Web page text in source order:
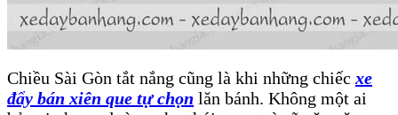
Chiều Sài Gòn tắt nắng cũng là khi những chiếc xe
đẩy bán xiên que tự chọn lăn bánh. Không một ai